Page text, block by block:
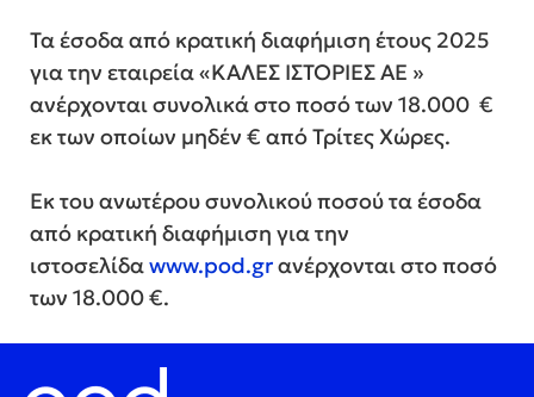
Τα έσοδα από κρατική διαφήμιση έτους 2025
για την εταιρεία «ΚΑΛΕΣ ΙΣΤΟΡΙΕΣ ΑΕ »
ανέρχονται συνολικά στο ποσό των 18.000 €
εκ των οποίων μηδέν € από Τρίτες Χώρες.
Εκ του ανωτέρου συνολικού ποσού τα έσοδα
από κρατική διαφήμιση για την
ιστοσελίδαwww.pod.grανέρχονται στο ποσό
των 18.000 €.